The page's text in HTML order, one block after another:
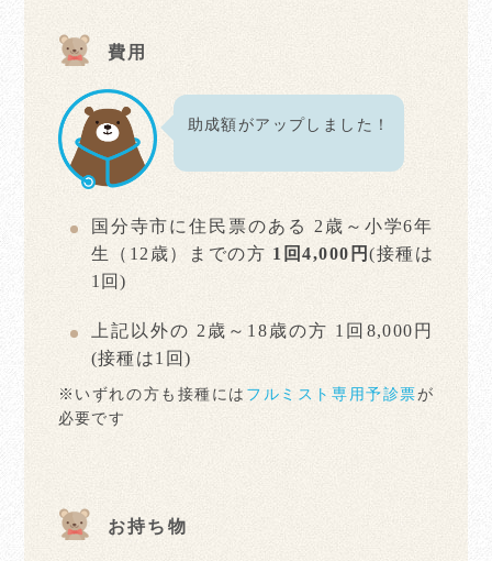
費用
助成額がアップしました！
国分寺市に住民票のある 2歳～小学6年
生（12歳）までの方 1回4,000円(接種は
1回)
上記以外の 2歳～18歳の方 1回8,000円
(接種は1回)
※いずれの方も接種には フルミスト専用予診票が
必要です
お持ち物